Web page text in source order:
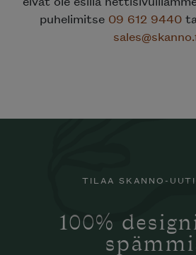
puhelimitse 09 612 9440
TILAA SKANNO-
100%